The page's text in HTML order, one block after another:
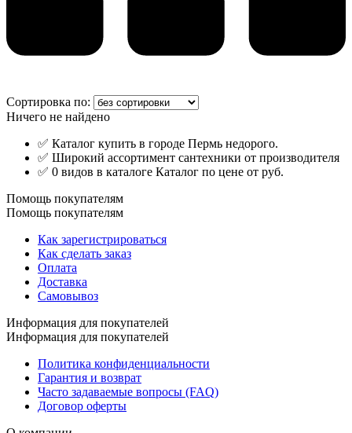
Сортировка по:
Ничего не найдено
✅ Каталог купить в городе Пермь недорого.
✅ Широкий ассортимент сантехники от производителя
✅ 0 видов в каталоге Каталог по цене от руб.
Помощь покупателям
Помощь покупателям
Как зарегистрироваться
Как сделать заказ
Оплата
Доставка
Самовывоз
Информация для покупателей
Информация для покупателей
Политика конфиденциальности
Гарантия и возврат
Часто задаваемые вопросы (FAQ)
Договор оферты